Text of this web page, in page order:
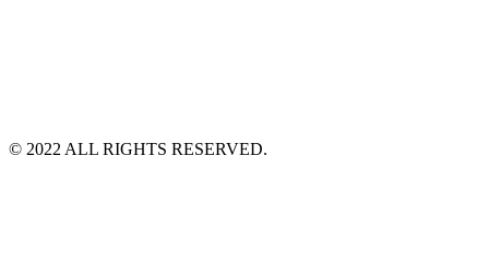
©️ 2022 ALL RIGHTS RESERVED.